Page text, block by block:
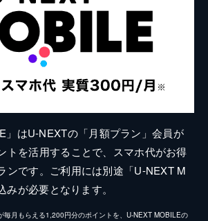
」はU-NEXTの「月額プラン」会員が
トを活用することで、スマホ代がお得
ンです。ご利用には別途「U-NEXT M
が必要となります。
毎月もらえる1,200円分のポイントを、U-NEXT MOBILEの